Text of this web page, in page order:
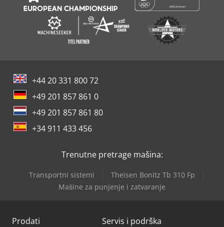
kvaliteta, inovativni proizvodni pristup i rešenja
orijentisana na kupce, izdvajaju Constmach kao pouzdan
brend na nacionalnom i međunarodnom tržištu. Naši
proizvodi su prvi izbor stručnjaka iz industrije zahvaljujući
+44 20 331 800 72
+49 201 857 861 0
+49 201 857 861 80
+34 911 433 456
Trenutne pretrage mašina:
Transportni sistemi
Theisen Bonitz Tb 310 Fp
Mašine za punjenje i zatvaranje
Prodati Servis i podrška